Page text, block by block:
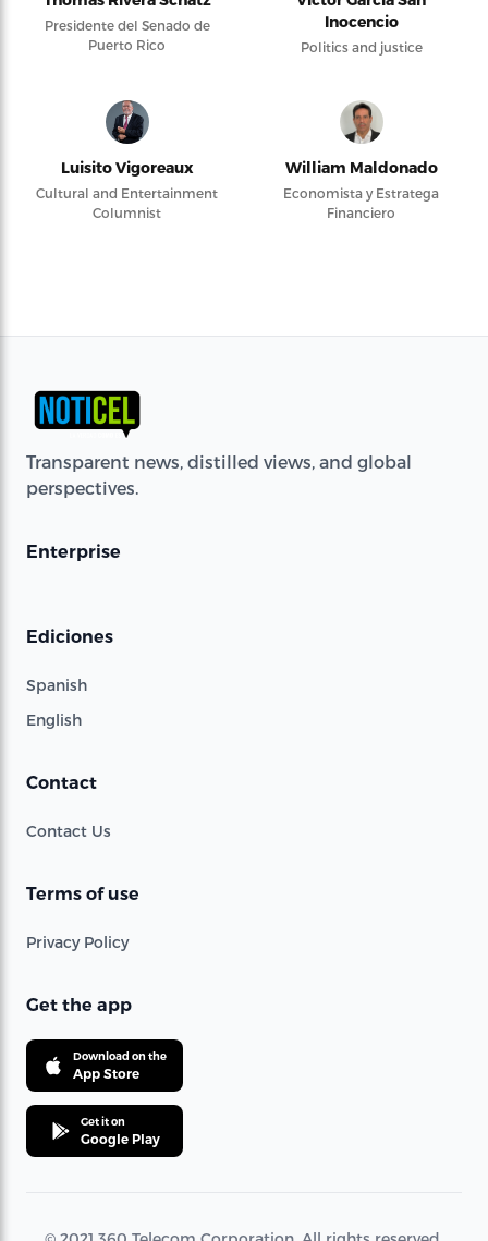
Presidente del Senado de
Puerto Rico
Inocencio
Politics and justice
Luisito Vigoreaux
Cultural and Entertainment
Columnist
William Maldonado
Economista y Estratega
Financiero
Transparent news, distilled views, and global
perspectives.
Enterprise
Ediciones
Spanish
English
Contact
Contact Us
Terms of use
Privacy Policy
Get the app
Download on the
App Store
Get it on
Google Play